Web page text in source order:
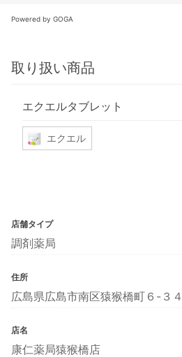
Powered by GOGA
取り扱い商品
エクエルタブレット
エクエル
店舗タイプ
調剤薬局
住所
広島県広島市南区猿猴橋町６-３４
店名
康仁薬局猿猴橋店